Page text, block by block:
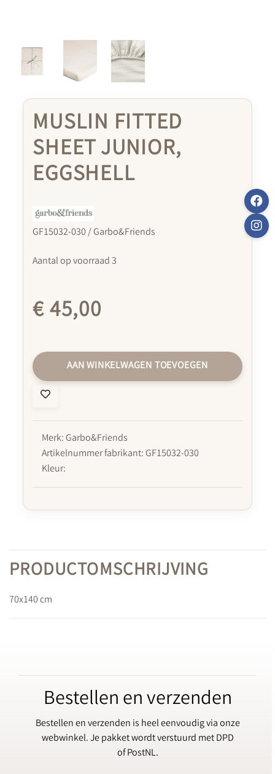
MUSLIN FITTED
SHEET JUNIOR,
EGGSHELL
GF15032-030 / Garbo&Friends
Aantal op voorraad 3
€ 45,00
AAN WINKELWAGEN TOEVOEGEN
Merk: Garbo&Friends
Artikelnummer fabrikant: GF15032-030
Kleur:
PRODUCTOMSCHRIJVING
70x140 cm
Bestellen en verzenden
Bestellen en verzenden is heel eenvoudig via onze
webwinkel. Je pakket wordt verstuurd met DPD
of PostNL.